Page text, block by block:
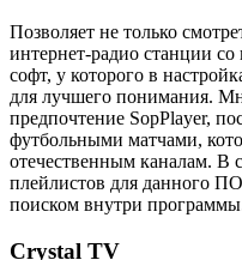
Позволяет не только
интернет-радио станции
софт, у которого в
для лучшего понимания.
предпочтение SopPlayer,
футбольными матчами,
отечественным каналам.
плейлистов для данного
поиском внутри
Crystal TV